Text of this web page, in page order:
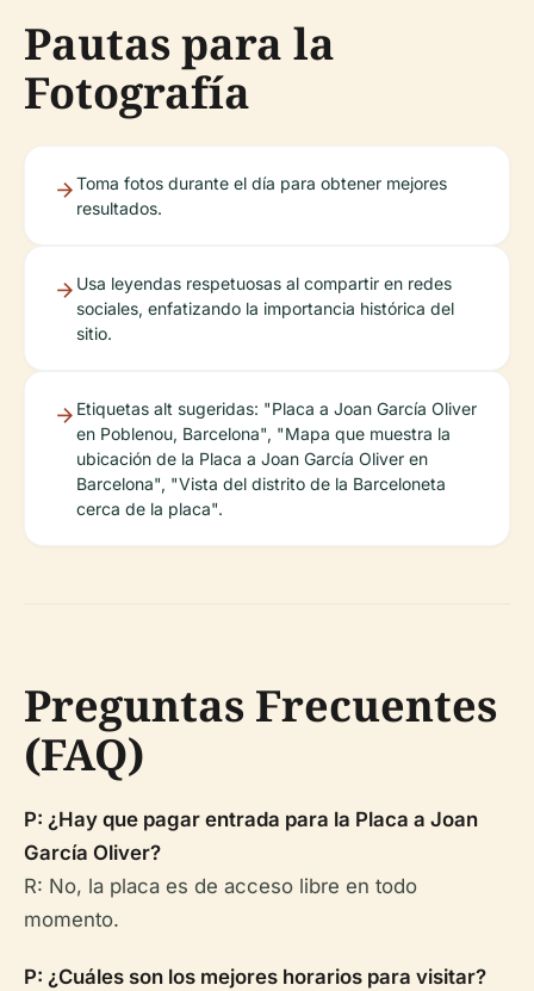
Pautas para la
Fotografía
Toma fotos durante el día para obtener mejores
resultados.
Usa leyendas respetuosas al compartir en redes
sociales, enfatizando la importancia histórica del
sitio.
Etiquetas alt sugeridas: "Placa a Joan García Oliver
en Poblenou, Barcelona", "Mapa que muestra la
ubicación de la Placa a Joan García Oliver en
Barcelona", "Vista del distrito de la Barceloneta
cerca de la placa".
Preguntas Frecuentes
(FAQ)
P: ¿Hay que pagar entrada para la Placa a Joan
García Oliver?
R: No, la placa es de acceso libre en todo
momento.
P: ¿Cuáles son los mejores horarios para visitar?